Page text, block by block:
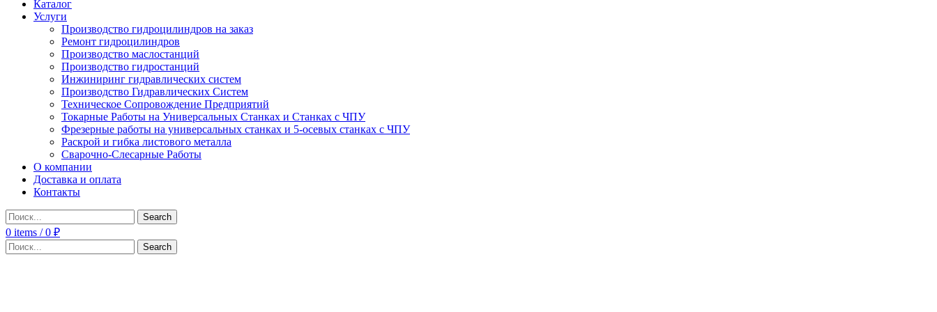
Каталог
Услуги
Производство гидроцилиндров на заказ
Ремонт гидроцилиндров
Производство маслостанций
Производство гидростанций
Инжиниринг гидравлических систем
Производство Гидравлических Систем
Техническое Сопровождение Предприятий
Токарные Работы на Универсальных Станках и Станках с ЧПУ
Фрезерные работы на универсальных станках и 5-осевых станках с ЧПУ
Раскрой и гибка листового металла
Сварочно-Слесарные Работы
О компании
Доставка и оплата
Контакты
Search
0 items / 0 ₽
Search